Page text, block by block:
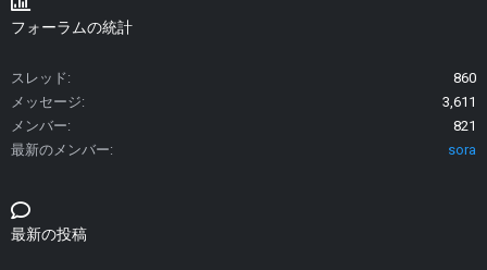
フォーラムの統計
スレッド
860
メッセージ
3,611
メンバー
821
最新のメンバー
sora
最新の投稿